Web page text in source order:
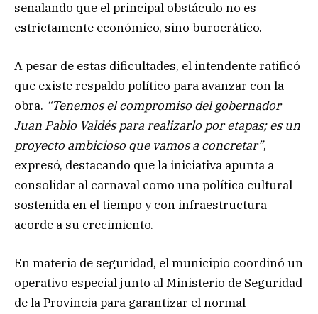
señalando que el principal obstáculo no es
estrictamente económico, sino burocrático.
A pesar de estas dificultades, el intendente ratificó
que existe respaldo político para avanzar con la
obra. “Tenemos el compromiso del gobernador
Juan Pablo Valdés para realizarlo por etapas; es un
proyecto ambicioso que vamos a concretar”,
expresó, destacando que la iniciativa apunta a
consolidar al carnaval como una política cultural
sostenida en el tiempo y con infraestructura
acorde a su crecimiento.
En materia de seguridad, el municipio coordinó un
operativo especial junto al Ministerio de Seguridad
de la Provincia para garantizar el normal